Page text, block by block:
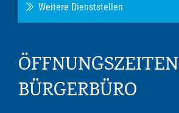
Weitere Dienststellen
ÖFFNUNGSZEITEN
BÜRGERBÜRO